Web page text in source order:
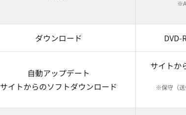
ダウンロード DVD-
自動アップデート
サイトからのソフトダウンロード
サイトか
※保守（送